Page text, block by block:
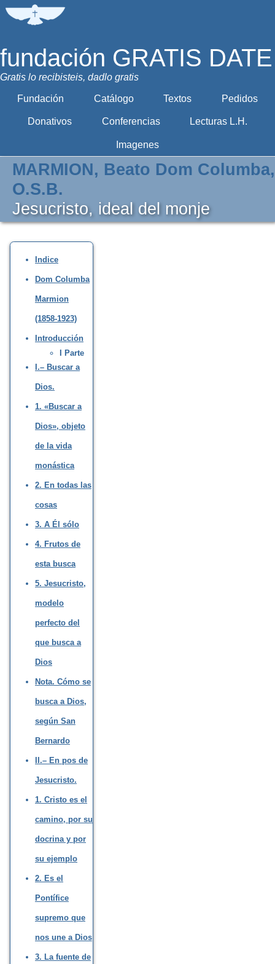
fundación GRATIS DATE
Gratis lo recibisteis, dadlo gratis
Fundación Catálogo Textos Pedidos
Donativos Conferencias Lecturas L.H.
Imagenes
MARMION, Beato Dom Columba,
O.S.B.
Jesucristo, ideal del monje
Indice
Dom Columba
Marmion
(1858-1923)
Introducción
I Parte
I.– Buscar a
Dios.
1. «Buscar a
Dios», objeto
de la vida
monástica
2. En todas las
cosas
3. A Él sólo
4. Frutos de
esta busca
5. Jesucristo,
modelo
perfecto del
que busca a
Dios
Nota. Cómo se
busca a Dios,
según San
Bernardo
II.– En pos de
Jesucristo.
1. Cristo es el
camino, por su
docrina y por
su ejemplo
2. Es el
Pontífice
supremo que
nos une a Dios
3. La fuente de